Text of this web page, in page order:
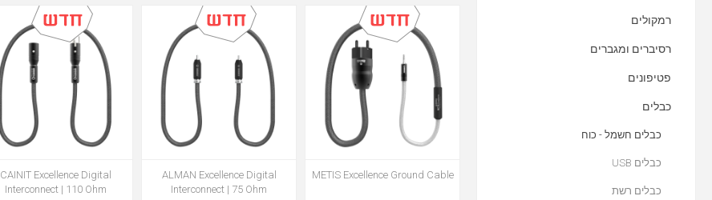
METIS Excellence Ground Cable
ALMAN Excellence Digital
Interconnect | 75 Ohm
CAINIT Excellence Digital
Interconnect | 110 Ohm
רמקולים
רסיברים ומגברים
פטיפונים
כבלים
כבלים חשמל - כוח
כבלים USB
כבלים רשת